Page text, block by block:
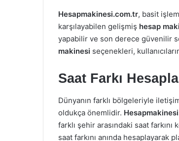
Hesapmakinesi.com.tr, basit
karşılayabilen gelişmiş hesap
yapabilir ve son derece güvenilir
makinesi seçenekleri,
Saat Farkı
Dünyanın farklı bölgeleriyle
oldukça önemlidir.
farklı şehir arasındaki saat
saat farkını anında hesaplayarak